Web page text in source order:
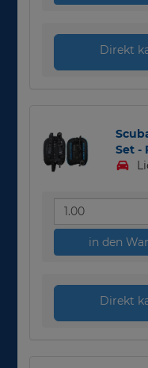
Direkt
Set -
in den
Direkt